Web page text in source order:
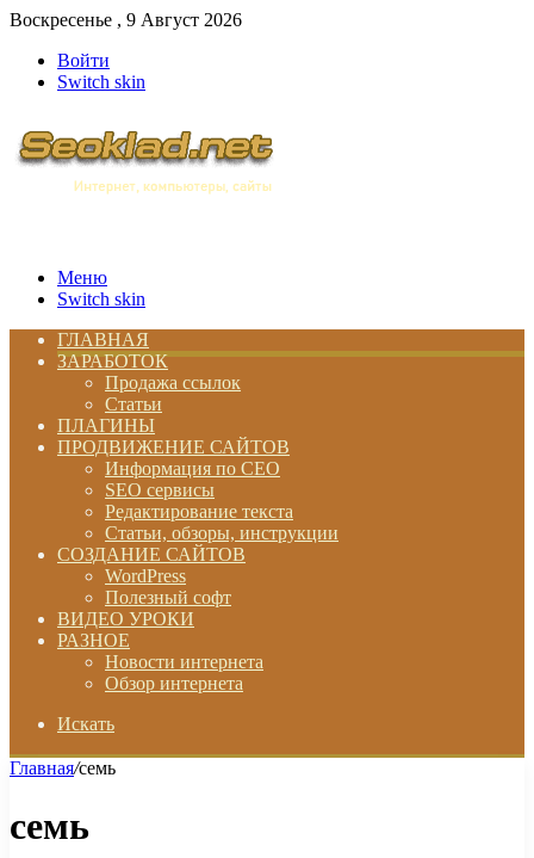
Воскресенье , 9 Август 2026
Войти
Switch skin
Меню
Switch skin
ГЛАВНАЯ
ЗАРАБОТОК
Продажа ссылок
Статьи
ПЛАГИНЫ
ПРОДВИЖЕНИЕ САЙТОВ
Информация по СЕО
SEO сервисы
Редактирование текста
Статьи, обзоры, инструкции
СОЗДАНИЕ САЙТОВ
WordPress
Полезный софт
ВИДЕО УРОКИ
РАЗНОЕ
Новости интернета
Обзор интернета
Искать
Главная/семь
семь